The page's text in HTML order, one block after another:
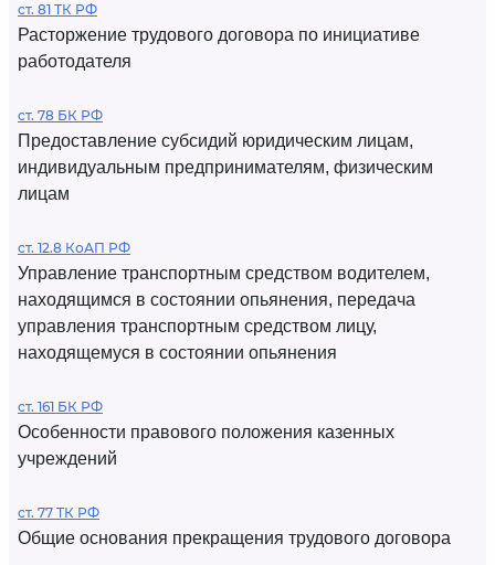
ст. 81 ТК РФ
Расторжение трудового договора по инициативе
работодателя
ст. 78 БК РФ
Предоставление субсидий юридическим лицам,
индивидуальным предпринимателям, физическим
лицам
ст. 12.8 КоАП РФ
Управление транспортным средством водителем,
находящимся в состоянии опьянения, передача
управления транспортным средством лицу,
находящемуся в состоянии опьянения
ст. 161 БК РФ
Особенности правового положения казенных
учреждений
ст. 77 ТК РФ
Общие основания прекращения трудового договора